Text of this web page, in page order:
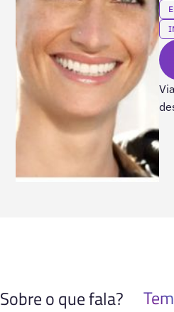
Sobre o que fala?